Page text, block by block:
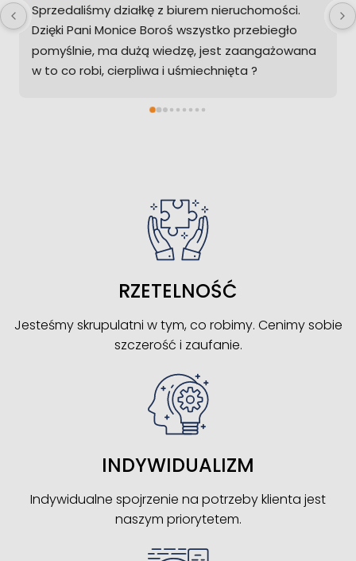
Profesjonalna obsluga, wszystko zgodnie z
ustaleniami i zawsze na czas. Wspolpraca z
Pania Monika to czysta przyjemnosc.
RZETELNOŚĆ
Jesteśmy skrupulatni w tym, co robimy. Cenimy sobie
szczerość i zaufanie.
INDYWIDUALIZM
Indywidualne spojrzenie na potrzeby klienta jest
naszym priorytetem.